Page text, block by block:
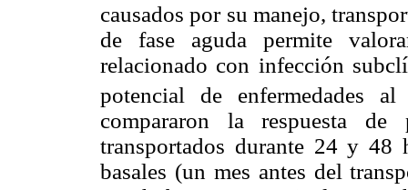
causados por su manejo,
de fase aguda permite
relacionado con infección
potencial de enfermedades
compararon la respuesta
transportados durante 24 y 48
basales (un mes antes del